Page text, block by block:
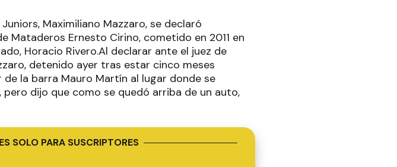
Maximiliano Mazzaro, se declaró
Mataderos Ernesto Cirino, cometido en 2011 en
Horacio Rivero.Al declarar ante el juez de
detenido ayer tras estar cinco meses
la barra Mauro Martín al lugar donde se
dijo que como se quedó arriba de un auto,
SOLO PARA SUSCRIPTORES